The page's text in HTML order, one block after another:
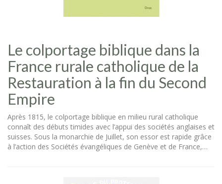
Le colportage biblique dans la
France rurale catholique de la
Restauration à la fin du Second
Empire
Après 1815, le colportage biblique en milieu rural catholique
connaît des débuts timides avec l’appui des sociétés anglaises et
suisses. Sous la monarchie de Juillet, son essor est rapide grâce
à l’action des Sociétés évangéliques de Genève et de France,…